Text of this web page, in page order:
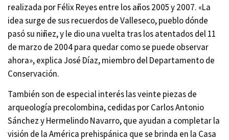
realizada por Félix Reyes entre los años 2005 y 2007. «La
idea surge de sus recuerdos de Valleseco, pueblo dónde
pasó su niñez, y le dio una vuelta tras los atentados del 11
de marzo de 2004 para quedar como se puede observar
ahora», explica José Díaz, miembro del Departamento de
Conservación.
También son de especial interés las veinte piezas de
arqueología precolombina, cedidas por Carlos Antonio
Sánchez y Hermelindo Navarro, que ayudan a completar la
visión de la América prehispánica que se brinda en la Casa